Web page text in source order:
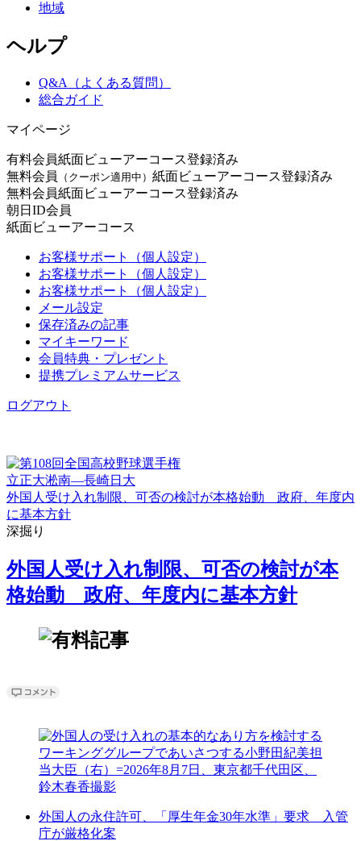
地域
ヘルプ
Q&A（よくある質問）
総合ガイド
マイページ
有料会員紙面ビューアーコース登録済み
無料会員
（クーポン適用中） 紙面ビューアーコース登録済み
無料会員紙面ビューアーコース登録済み
朝日ID会員
紙面ビューアーコース
お客様サポート（個人設定）
お客様サポート（個人設定）
お客様サポート（個人設定）
メール設定
保存済みの記事
マイキーワード
会員特典・プレゼント
提携プレミアムサービス
ログアウト
立正大淞南―長崎日大
外国人受け入れ制限、可否の検討が本格始動 政府、年度内
に基本方針
深掘り
外国人受け入れ制限、可否の検討が本
格始動 政府、年度内に基本方針
外国人の永住許可、「厚生年金30年水準」要求 入管
庁が厳格化案